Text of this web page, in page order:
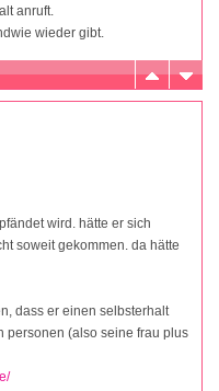
anruft.
wieder gibt.
wird. hätte er sich
soweit gekommen. da hätte
dass er einen selbsterhalt
personen (also seine frau plus